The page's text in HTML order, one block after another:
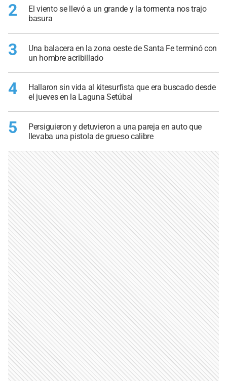
2
El viento se llevó a un grande y la tormenta nos trajo
basura
3
Una balacera en la zona oeste de Santa Fe terminó con
un hombre acribillado
4
Hallaron sin vida al kitesurfista que era buscado desde
el jueves en la Laguna Setúbal
5
Persiguieron y detuvieron a una pareja en auto que
llevaba una pistola de grueso calibre